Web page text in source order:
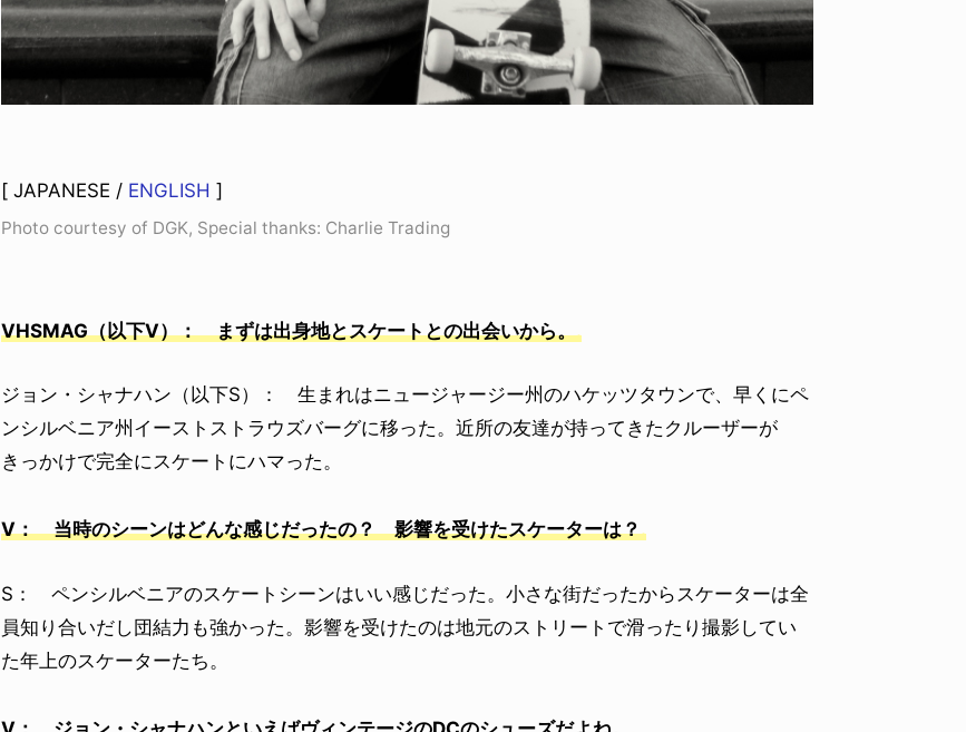
[ JAPANESE / ENGLISH ]
Photo courtesy of DGK, Special thanks: Charlie Trading
VHSMAG（以下V）： まずは出身地とスケートとの出会いから。
ジョン・シャナハン（以下S）： 生まれはニュージャージー州のハケッツタウンで、早くにペ
ンシルベニア州イーストストラウズバーグに移った。近所の友達が持ってきたクルーザーが
きっかけで完全にスケートにハマった。
V： 当時のシーンはどんな感じだったの？ 影響を受けたスケーターは？
S： ペンシルベニアのスケートシーンはいい感じだった。小さな街だったからスケーターは全
員知り合いだし団結力も強かった。影響を受けたのは地元のストリートで滑ったり撮影してい
た年上のスケーターたち。